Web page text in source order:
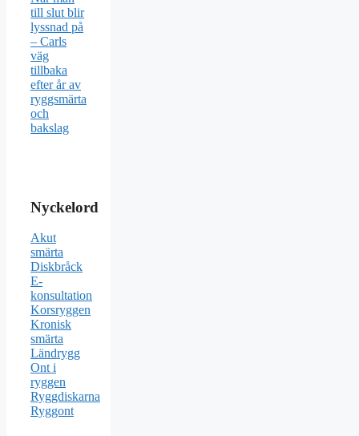
till slut blir
lyssnad på
– Carls
väg
tillbaka
efter år av
ryggsmärta
och
bakslag
Nyckelord
Akut
smärta
Diskbråck
E-
konsultation
Korsryggen
Kronisk
smärta
Ländrygg
Ont i
ryggen
Ryggdiskarna
Ryggont